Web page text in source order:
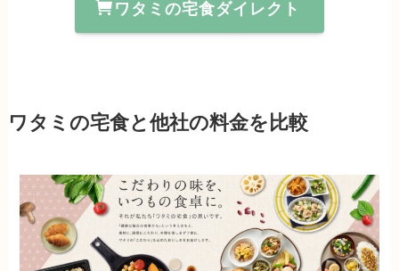
ワタミの宅食ダイレクト
ワタミの宅食と他社の料金を比較